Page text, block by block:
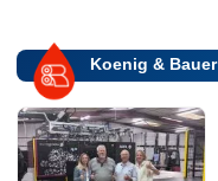
Koenig & Bauer